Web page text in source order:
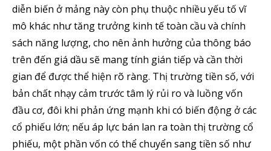
Theo dõi CIG News
Chúng tôi mang lại trải nghiệm thú vị với tin tức nhanh chóng, góc
nhìn thị trường trực quan và mang lại lượng kiến thức cần thiết trong
thị trường tài chính.
diễn biến ở mảng này còn phụ thuộc nhiều yếu tố vĩ
mô khác như tăng trưởng kinh tế toàn cầu và chính
sách năng lượng, cho nên ảnh hưởng của thông báo
trên đến giá dầu sẽ mang tính gián tiếp và cần thời
gian để được thể hiện rõ ràng. Thị trường tiền số, với
bản chất nhạy cảm trước tâm lý rủi ro và luồng vốn
đầu cơ, đôi khi phản ứng mạnh khi có biến động ở các
cổ phiếu lớn; nếu áp lực bán lan ra toàn thị trường cổ
phiếu, một phần vốn có thể chuyển sang tiền số như